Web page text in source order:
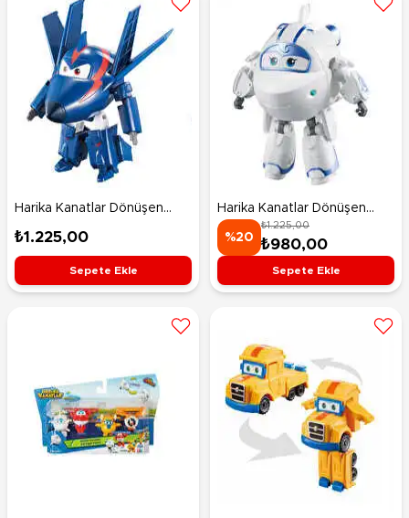
Harika Kanatlar Dönüşen
Ajan Chase
₺1.225,00
Sepete Ekle
Harika Kanatlar Dönüşen
Astra
%20
₺1.225,00
₺980,00
Sepete Ekle